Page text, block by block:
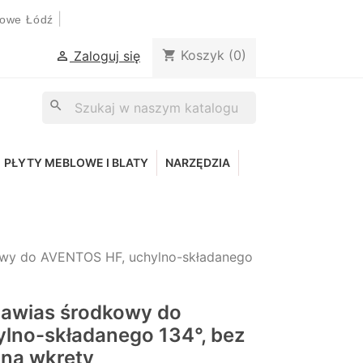
Łódź
 Zaloguj się shopping_cart Koszyk (0)
search
PŁYTY MEBLOWE I BLATY
NARZĘDZIA
do AVENTOS HF, uchylno-składanego
środkowy do
składanego 134°, bez
wkręty